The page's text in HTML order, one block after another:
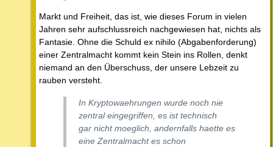
Markt und Freiheit, das ist, wie dieses Forum in vielen
Jahren sehr aufschlussreich nachgewiesen hat, nichts als
Fantasie. Ohne die Schuld ex nihilo (Abgabenforderung)
einer Zentralmacht kommt kein Stein ins Rollen, denkt
niemand an den Überschuss, der unsere Lebzeit zu
rauben versteht.
In Kryptowaehrungen wurde noch nie
zentral eingegriffen, es ist technisch
gar nicht moeglich, andernfalls haette es
eine Zentralmacht es schon